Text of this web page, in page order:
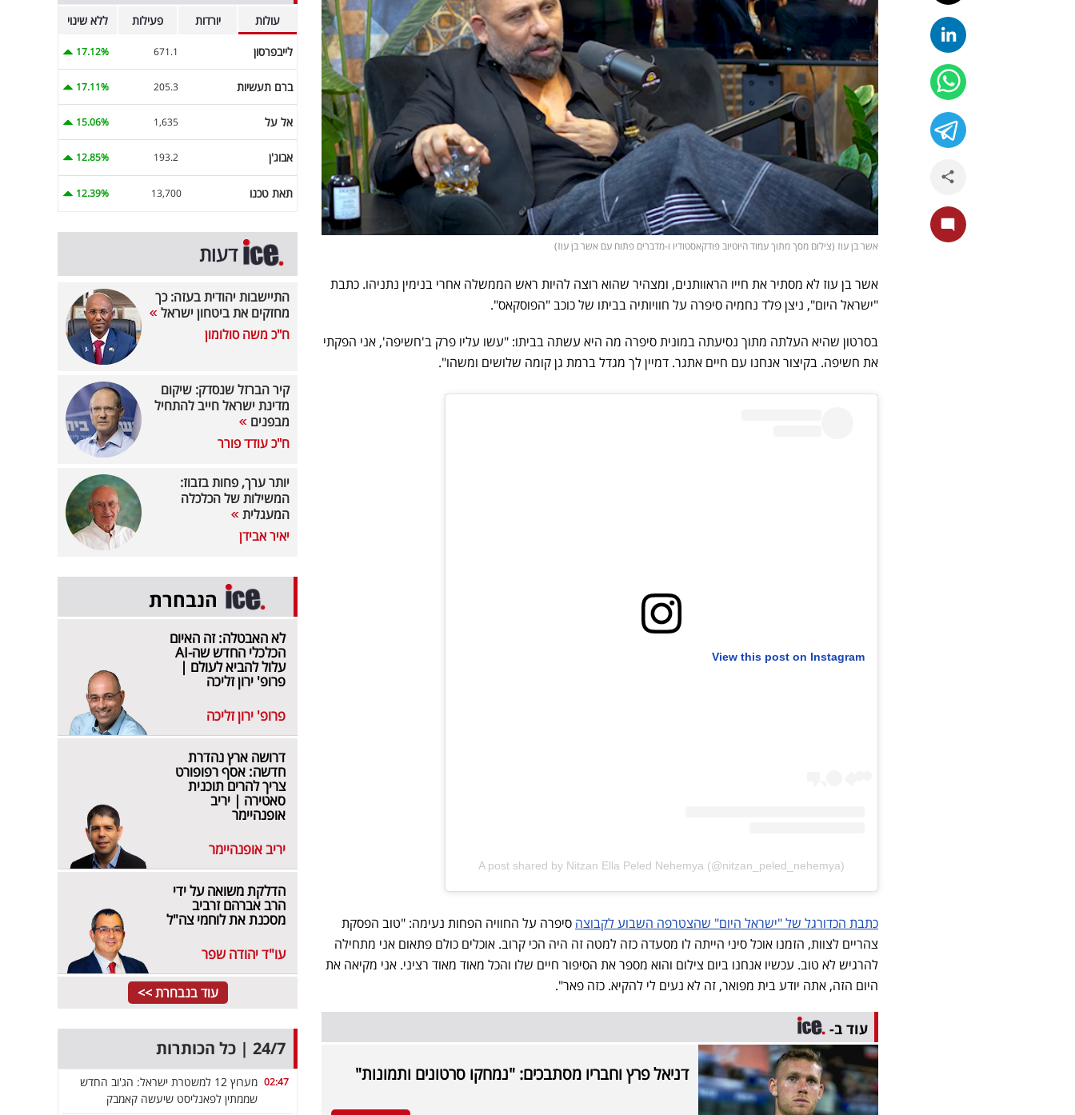
אשר בן עוז (צילום מסך מתוך עמוד היוטיוב פודקאסטודיו ו-מדברים פתוח עם אשר בן עוז)
אשר בן עוז לא מסתיר את חייו הראוותנים, ומצהיר שהוא רוצה להיות ראש הממשלה אחרי בנימין נתניהו. כתבת
"ישראל היום", ניצן פלד נחמיה סיפרה על חוויותיה בביתו של כוכב "הפוסקאס".
בסרטון שהיא העלתה מתוך נסיעתה במונית סיפרה מה היא עשתה בביתו: "עשו עליו פרק ב'חשיפה', אני הפקתי
את חשיפה. בקיצור אנחנו עם חיים אתגר. דמיין לך מגדל ברמת גן קומה שלושים ומשהו".
View this post on Instagram
A post shared by Nitzan Ella Peled Nehemya (@nitzan_peled_nehemya)
כתבת הכדורגל של "ישראל היום" שהצטרפה השבוע לקבוצה סיפרה על החוויה הפחות נעימה: "טוב הפסקת
צהריים לצוות, הזמנו אוכל סיני הייתה לו מסעדה כזה למטה זה היה הכי קרוב. אוכלים כולם פתאום אני מתחילה
להרגיש לא טוב. עכשיו אנחנו ביום צילום והוא מספר את הסיפור חיים שלו והכל מאוד מאוד רציני. אני מקיאה את
היום הזה, אתה יודע בית מפואר, זה לא נעים לי להקיא. כזה פאר".
עוד ב-
דניאל פרץ וחבריו מסתבכים: "נמחקו סרטונים ותמונות"
עולות יורדות פעילות ללא שינוי
לייבפרסון 671.1
17.12%
ברם תעשיות 205.3
17.11%
אל על 1,635
15.06%
אבוג'ן 193.2
12.85%
תאת טכנו 13,700
12.39%
דעות
התיישבות יהודית בעזה: כך
מחזקים את ביטחון ישראל
ח"כ משה סולומון
קיר הברזל שנסדק: שיקום
מדינת ישראל חייב להתחיל
מבפנים
ח"כ עודד פורר
יותר ערך, פחות בזבוז:
המשילות של הכלכלה
המעגלית
יאיר אבידן
הנבחרת
לא האבטלה: זה האיום
הכלכלי החדש שה-AI
עלול להביא לעולם |
פרופ' ירון זליכה
פרופ' ירון זליכה
דרושה ארץ נהדרת
חדשה: אסף רפופורט
צריך להרים תוכנית
סאטירה | יריב
אופנהיימר
יריב אופנהיימר
הדלקת משואה על ידי
הרב אברהם זרביב
מסכנת את לוחמי צה"ל
עו"ד יהודה שפר
עוד בנבחרת >>
24/7 | כל הכותרות
02:47
מערוץ 12 למשטרת ישראל: הג'וב החדש
שממתין לפאנליסט שיעשה קאמבק